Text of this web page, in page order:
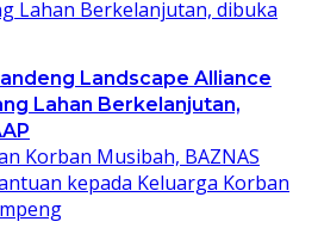
Landscape Alliance
Lahan Berkelanjutan,